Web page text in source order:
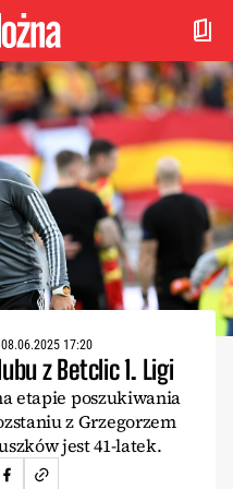
08.06.2025 17:20
z Betclic 1. Ligi
etapie poszukiwania
z Grzegorzem
jest 41-latek.